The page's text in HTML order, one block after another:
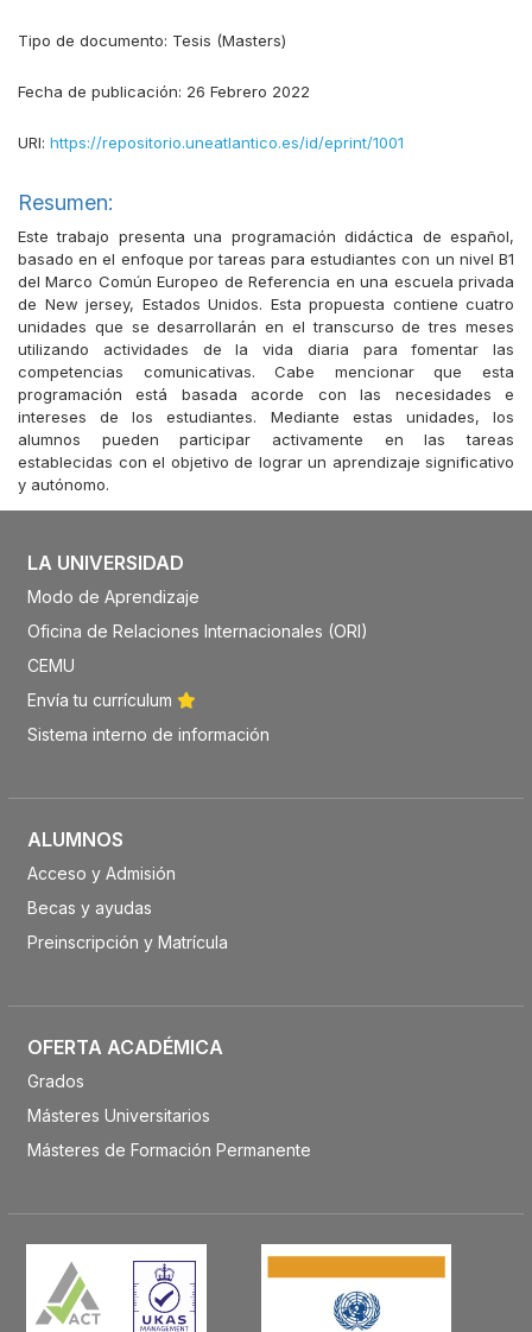
Tipo de documento: Tesis (Masters)
Fecha de publicación: 26 Febrero 2022
URI: https://repositorio.uneatlantico.es/id/eprint/1001
Resumen:
Este trabajo presenta una programación didáctica de español,
basado en el enfoque por tareas para estudiantes con un nivel B1
del Marco Común Europeo de Referencia en una escuela privada
de New jersey, Estados Unidos. Esta propuesta contiene cuatro
unidades que se desarrollarán en el transcurso de tres meses
utilizando actividades de la vida diaria para fomentar las
competencias comunicativas. Cabe mencionar que esta
programación está basada acorde con las necesidades e
intereses de los estudiantes. Mediante estas unidades, los
alumnos pueden participar activamente en las tareas
establecidas con el objetivo de lograr un aprendizaje significativo
y autónomo.
LA UNIVERSIDAD
Modo de Aprendizaje
Oficina de Relaciones Internacionales (ORI)
CEMU
Envía tu currículum
Sistema interno de información
ALUMNOS
Acceso y Admisión
Becas y ayudas
Preinscripción y Matrícula
OFERTA ACADÉMICA
Grados
Másteres Universitarios
Másteres de Formación Permanente